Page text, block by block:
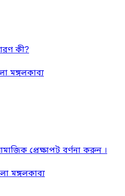
কী?
মঙ্গলকাব্য
প্রেক্ষাপট বর্ণনা করুন ।
মঙ্গলকাব্য